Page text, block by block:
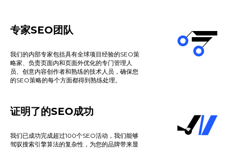
专家SEO团队
我们的内部专家包括具有全球项目经验的SEO策
略家、负责页面内和页面外优化的专门管理人
员、创意内容创作者和熟练的技术人员，确保您
的SEO策略的每个方面都得到熟练处理。
证明了的SEO成功
我们已成功完成超过100个SEO活动，我们能够
驾驭搜索引擎算法的复杂性，为您的品牌带来显